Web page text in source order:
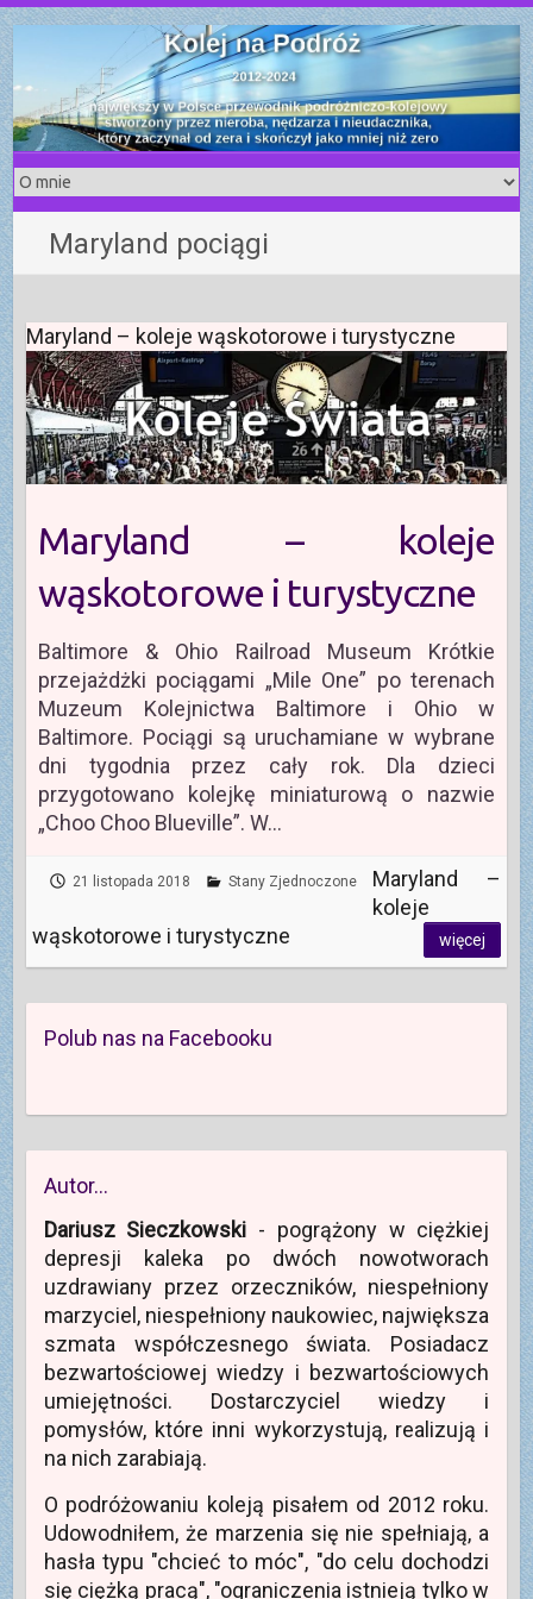
S
k
i
p
t
o
c
o
n
t
e
n
t
Maryland pociągi
Maryland – koleje wąskotorowe i turystyczne
Maryland – koleje
wąskotorowe i turystyczne
Baltimore & Ohio Railroad Museum Krótkie
przejażdżki pociągami „Mile One” po terenach
Muzeum Kolejnictwa Baltimore i Ohio w
Baltimore. Pociągi są uruchamiane w wybrane
dni tygodnia przez cały rok. Dla dzieci
przygotowano kolejkę miniaturową o nazwie
„Choo Choo Blueville”. W…
21 listopada 2018 Stany Zjednoczone
Maryland –
koleje
wąskotorowe i turystyczne
więcej
Polub nas na Facebooku
Autor…
Dariusz Sieczkowski - pogrążony w ciężkiej
depresji kaleka po dwóch nowotworach
uzdrawiany przez orzeczników, niespełniony
marzyciel, niespełniony naukowiec, największa
szmata współczesnego świata. Posiadacz
bezwartościowej wiedzy i bezwartościowych
umiejętności. Dostarczyciel wiedzy i
pomysłów, które inni wykorzystują, realizują i
na nich zarabiają.
O podróżowaniu koleją pisałem od 2012 roku.
Udowodniłem, że marzenia się nie spełniają, a
hasła typu "chcieć to móc", "do celu dochodzi
się ciężką pracą", "ograniczenia istnieją tylko w